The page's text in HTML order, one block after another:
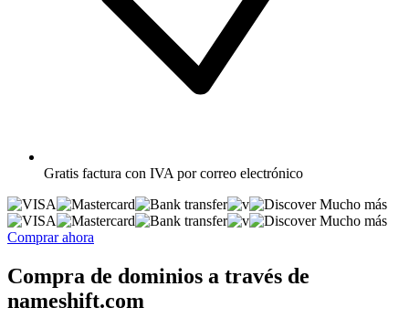
Gratis factura con IVA por correo electrónico
Mucho más
Mucho más
Comprar ahora
Compra de dominios a través de
nameshift.com